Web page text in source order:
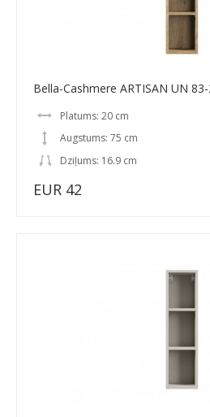
Bella-Cashmere ARTISAN UN
Platums: 20 cm
Augstums: 75 cm
Dziļums: 16.9 cm
EUR 42